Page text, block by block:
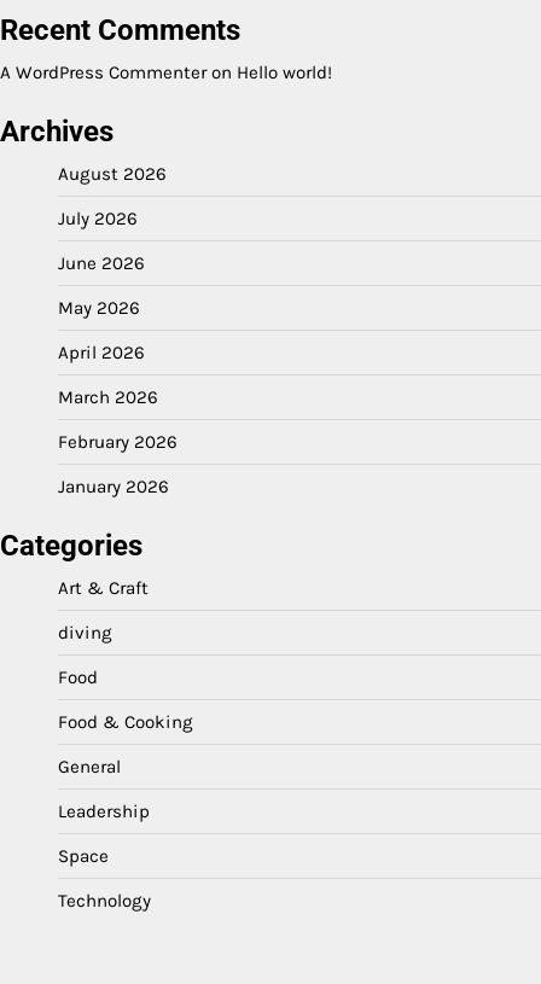
Recent Comments
A WordPress Commenteron Hello world!
Archives
August 2026
July 2026
June 2026
May 2026
April 2026
March 2026
February 2026
January 2026
Categories
Art & Craft
diving
Food
Food & Cooking
General
Leadership
Space
Technology